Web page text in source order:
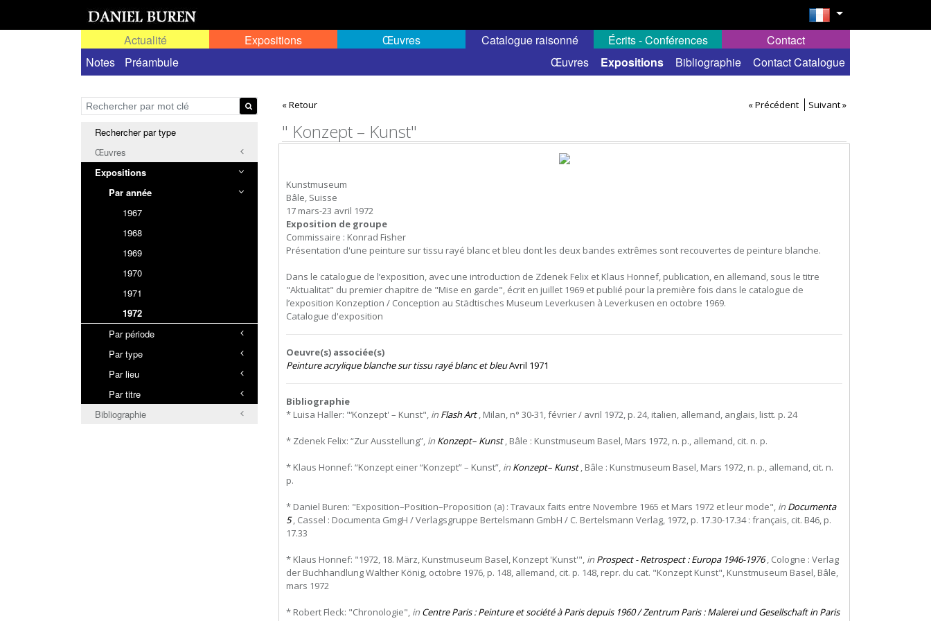
Actualité
Expositions
Toutes les expositions
Œuvres
Catalogue raisonné
Notes
Préambule Œuvres Expositions Bibliographie Contact Catalogue
Écrits - Conférences Contact
Rechercher par type
Œuvres
Expositions
Par année
1967
1968
1969
1970
1971
1972
Par période
Par type
Par lieu
Par titre
Bibliographie
« Retour « Précédent Suivant »
" Konzept – Kunst"
Kunstmuseum
Bâle, Suisse
17 mars-23 avril 1972
Exposition de groupe
Commissaire : Konrad Fisher
Présentation d'une peinture sur tissu rayé blanc et bleu dont les deux bandes extrêmes sont recouvertes de peinture blanche.
Dans le catalogue de l’exposition, avec une introduction de Zdenek Felix et Klaus Honnef, publication, en allemand, sous le titre
"Aktualitat" du premier chapitre de "Mise en garde", écrit en juillet 1969 et publié pour la première fois dans le catalogue de
l’exposition Konzeption / Conception au Städtisches Museum Leverkusen à Leverkusen en octobre 1969.
Catalogue d'exposition
Oeuvre(s) associée(s)
Peinture acrylique blanche sur tissu rayé blanc et bleuAvril 1971
Bibliographie
* Luisa Haller: "‘Konzept' – Kunst", in Flash Art, Milan, n° 30-31, février / avril 1972, p. 24, italien, allemand, anglais, listt. p. 24
* Zdenek Felix: “Zur Ausstellung”, in Konzept– Kunst, Bâle : Kunstmuseum Basel, Mars 1972, n. p., allemand, cit. n. p.
* Klaus Honnef: “Konzept einer “Konzept” – Kunst”, in Konzept– Kunst, Bâle : Kunstmuseum Basel, Mars 1972, n. p., allemand, cit. n.
p.
* Daniel Buren: "Exposition–Position–Proposition (a) : Travaux faits entre Novembre 1965 et Mars 1972 et leur mode", in Documenta
5, Cassel : Documenta GmgH / Verlagsgruppe Bertelsmann GmbH / C. Bertelsmann Verlag, 1972, p. 17.30-17.34 : français, cit. B46, p.
17.33
* Klaus Honnef: "1972, 18. März, Kunstmuseum Basel, Konzept 'Kunst'", in Prospect - Retrospect : Europa 1946-1976, Cologne : Verlag
der Buchhandlung Walther König, octobre 1976, p. 148, allemand, cit. p. 148, repr. du cat. "Konzept Kunst", Kunstmuseum Basel, Bâle,
mars 1972
* Robert Fleck: "Chronologie", in Centre Paris : Peinture et société à Paris depuis 1960 / Zentrum Paris : Malerei und Gesellschaft in Paris